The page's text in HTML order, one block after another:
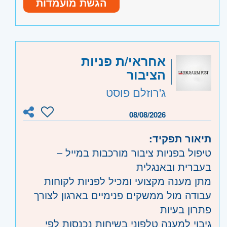
סביבת עבודה באווירה משפחתית.
אזור: מרכז- תל אביב, פתח תקווה, רמת גן
וגבעתיים, בקעת אונו וגבעת שמואל, חולון
ובת-ים, מודיעין, שוהם
- חדרה וזכרון יעקב, נתניה ועמק חפר,
רעננה, כפר סבא והוד השרון, ראש העין,
הרצליה ורמת השרון
אחראי/ת פניות
הציבור
ג'רוזלם פוסט
08/08/2026
תיאור תפקיד:
טיפול בפניות ציבור מורכבות במייל –
בעברית ובאנגלית
מתן מענה מקצועי ומכיל לפניות לקוחות
עבודה מול ממשקים פנימיים בארגון לצורך
פתרון בעיות
גיבוי למענה טלפוני בשיחות נכנסות לפי